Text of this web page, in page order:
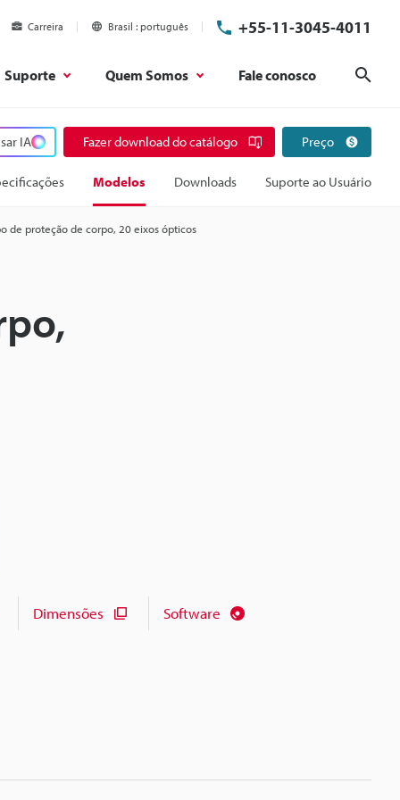
Carreira Brasil português +55-11-3045-4011
Suporte Quem Somos Fale conosco
IA Fazer download do catálogo Preço
Modelos Downloads Suporte ao Usuário
de proteção de corpo, 20 eixos ópticos
Dimensões Software